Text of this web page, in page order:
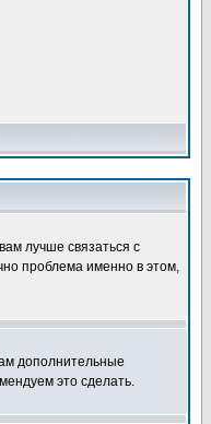
лучше связаться с
проблема именно в этом,
дополнительные
это сделать.